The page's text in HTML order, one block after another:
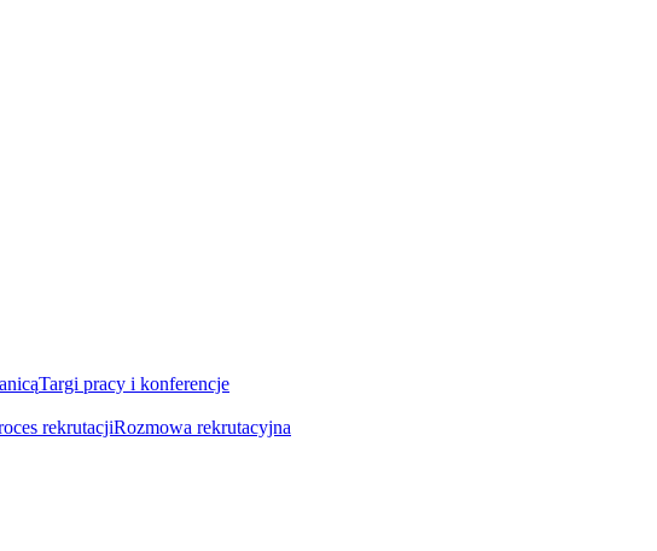
Targi pracy i konferencje
rekrutacjiRozmowa rekrutacyjna